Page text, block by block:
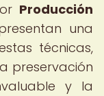
Producción
una
técnicas,
preservación
y la